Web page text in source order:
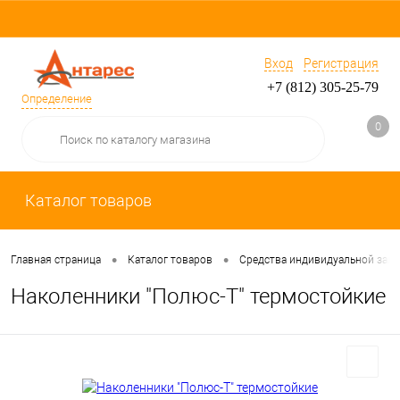
Определение
Вход Регистрация
+7 (812) 305-25-79
0
Каталог товаров
Главная страница • Каталог товаров • Средства индивидуальной
Наколенники "Полюс-Т" термостойкие